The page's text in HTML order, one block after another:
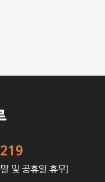
및 공휴일 휴무)